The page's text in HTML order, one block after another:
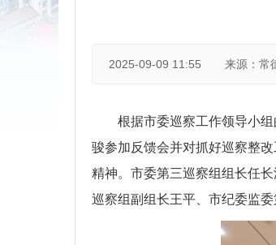
2025-09-09 11:55 来源：常
根据市委巡察工作领导小
骏参加反馈会并对抓好巡察整
精神。市委第三巡察组组长任
巡察组副组长王平、市纪委监